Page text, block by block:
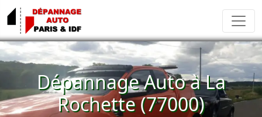
Dépannage Auto à La
Rochette (77000)